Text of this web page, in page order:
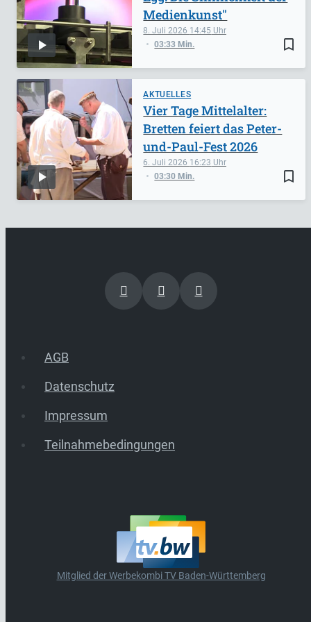
bookmark_border
8. Juli 2026 14:45
03:33 Min.
Medienkunst"
AKTUELLES
bookmark_border
6. Juli 2026 16:23
03:30 Min.
Vier Tage Mittelalter:
Bretten feiert das Peter-
und-Paul-Fest 2026
AGB
Datenschutz
Impressum
Teilnahmebedingungen
Mitglied der Werbekombi TV Baden-Württemberg